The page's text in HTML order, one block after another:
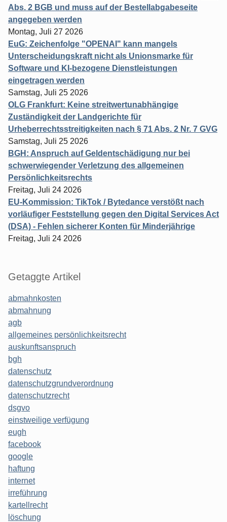
Abs. 2 BGB und muss auf der Bestellabgabeseite
angegeben werden
Montag, Juli 27 2026
EuG: Zeichenfolge "OPENAI" kann mangels
Unterscheidungskraft nicht als Unionsmarke für
Software und KI-bezogene Dienstleistungen
eingetragen werden
Samstag, Juli 25 2026
OLG Frankfurt: Keine streitwertunabhängige
Zuständigkeit der Landgerichte für
Urheberrechtsstreitigkeiten nach § 71 Abs. 2 Nr. 7 GVG
Samstag, Juli 25 2026
BGH: Anspruch auf Geldentschädigung nur bei
schwerwiegender Verletzung des allgemeinen
Persönlichkeitsrechts
Freitag, Juli 24 2026
EU-Kommission: TikTok / Bytedance verstößt nach
vorläufiger Feststellung gegen den Digital Services Act
(DSA) - Fehlen sicherer Konten für Minderjährige
Freitag, Juli 24 2026
Getaggte Artikel
abmahnkosten
abmahnung
agb
allgemeines persönlichkeitsrecht
auskunftsanspruch
bgh
datenschutz
datenschutzgrundverordnung
datenschutzrecht
dsgvo
einstweilige verfügung
eugh
facebook
google
haftung
internet
irreführung
kartellrecht
löschung